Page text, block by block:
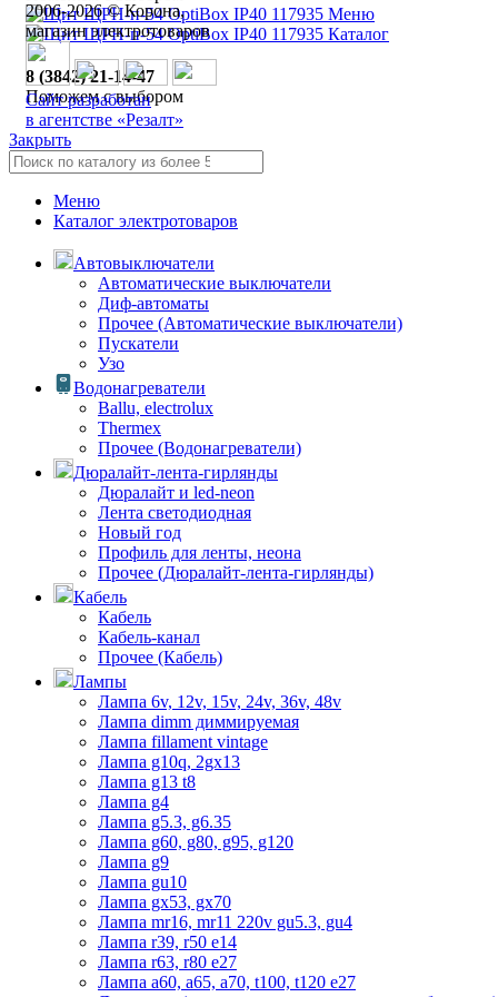
Меню
Каталог
8 (3842) 21-14-47
Поможем с выбором
2006-2026© Корона,
магазин электротоваров
Сайт разработан
в агентстве «Резалт»
Закрыть
Меню
Каталог электротоваров
Автовыключатели
Автоматические выключатели
Диф-автоматы
Прочее (Автоматические выключатели)
Пускатели
Узо
Водонагреватели
Ballu, electrolux
Thermex
Прочее (Водонагреватели)
Дюралайт-лента-гирлянды
Дюралайт и led-neon
Лента светодиодная
Новый год
Профиль для ленты, неона
Прочее (Дюралайт-лента-гирлянды)
Кабель
Кабель
Кабель-канал
Прочее (Кабель)
Лампы
Лампа 6v, 12v, 15v, 24v, 36v, 48v
Лампа dimm диммируемая
Лампа fillament vintage
Лампа g10q, 2gx13
Лампа g13 t8
Лампа g4
Лампа g5.3, g6.35
Лампа g60, g80, g95, g120
Лампа g9
Лампа gu10
Лампа gx53, gx70
Лампа mr16, mr11 220v gu5.3, gu4
Лампа r39, r50 е14
Лампа r63, r80 е27
Лампа а60, а65, а70, t100, t120 е27